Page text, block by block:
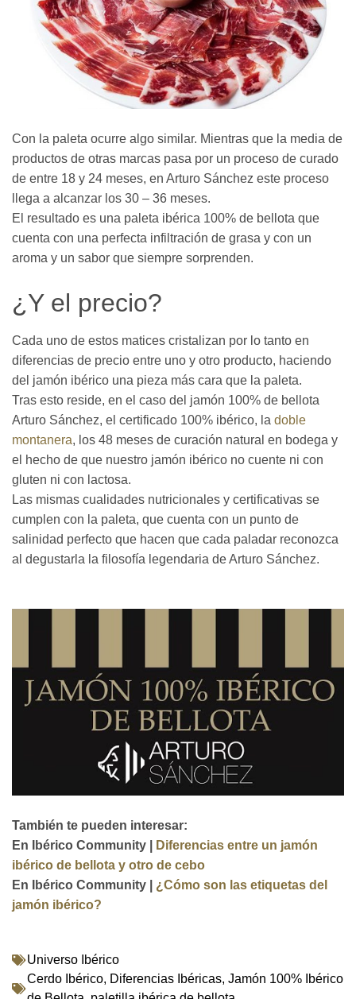
Con la paleta ocurre algo similar. Mientras que la media de
productos de otras marcas pasa por un proceso de curado
de entre 18 y 24 meses, en Arturo Sánchez este proceso
llega a alcanzar los 30 – 36 meses.
El resultado es una paleta ibérica 100% de bellota que
cuenta con una perfecta infiltración de grasa y con un
aroma y un sabor que siempre sorprenden.
¿Y el precio?
Cada uno de estos matices cristalizan por lo tanto en
diferencias de precio entre uno y otro producto, haciendo
del jamón ibérico una pieza más cara que la paleta.
Tras esto reside, en el caso del jamón 100% de bellota
Arturo Sánchez, el certificado 100% ibérico, la doble
montanera, los 48 meses de curación natural en bodega y
el hecho de que nuestro jamón ibérico no cuente ni con
gluten ni con lactosa.
Las mismas cualidades nutricionales y certificativas se
cumplen con la paleta, que cuenta con un punto de
salinidad perfecto que hacen que cada paladar reconozca
al degustarla la filosofía legendaria de Arturo Sánchez.
También te pueden interesar:
En Ibérico Community |
Diferencias entre un jamón
ibérico de bellota y otro de cebo
En Ibérico Community | ¿Cómo son las etiquetas del
jamón ibérico?
Universo Ibérico
Cerdo Ibérico, Diferencias Ibéricas, Jamón 100% Ibérico